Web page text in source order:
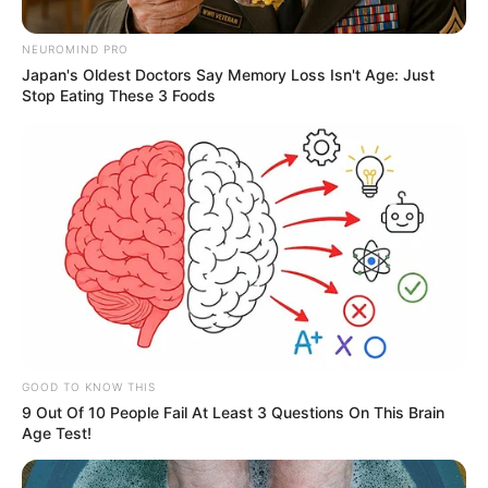
Foto suministrada
Alerta Tolima
Junio 14, 2019
COMPARTIR
UNIRSE AL CANAL DE WHATSAPP
NEUROMIND PRO
Japan's Oldest Doctors Say Memory Loss Isn't Age: Just
Stop Eating These 3 Foods
GOOD TO KNOW THIS
9 Out Of 10 People Fail At Least 3 Questions On This Brain
Age Test!